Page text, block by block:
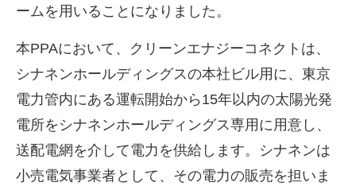
ームを用いることになりました。
本PPAにおいて、クリーンエナジーコネクトは、
シナネンホールディングスの本社ビル用に、東京
電力管内にある運転開始から 15年以内の太陽光発
電所をシナネンホールディングス専用に用意し、
送配電網を介して電力を供給します。シナネンは
小売電気事業者として、その電力の販売を担いま